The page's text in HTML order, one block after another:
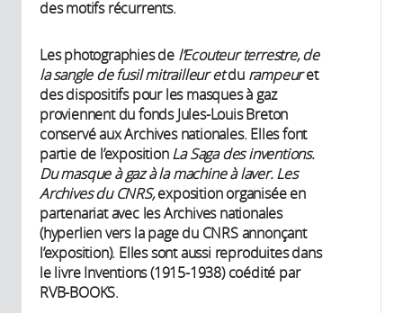
des motifs récurrents.
Les photographies de l’Ecouteur terrestre, de
la sangle de fusil mitrailleur etdurampeuret
des dispositifs pour les masques à gaz
proviennent du fonds Jules-Louis Breton
conservé aux Archives nationales. Elles font
partie de l’expositionLa Saga des inventions.
Du masque à gaz à la machine à laver. Les
Archives du CNRS,exposition organisée en
partenariat avec les Archives nationales
(hyperlien vers la page du CNRS annonçant
l’exposition). Elles sont aussi reproduites dans
le livre Inventions (1915-1938) coédité par
RVB-BOOKS.